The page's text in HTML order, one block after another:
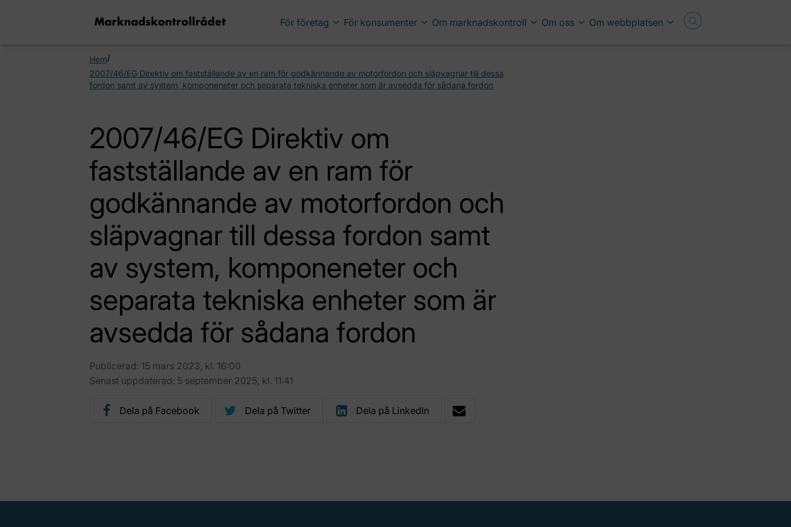
För företag För konsumenter Om marknadskontroll Om oss Om webbplatsen
Hem/
2007/46/EG Direktiv om fastställande av en ram för godkännande av motorfordon och släpvagnar till dessa
fordon samt av system, komponeneter och separata tekniska enheter som är avsedda för sådana fordon
2007/46/EG Direktiv om
fastställande av en ram för
godkännande av motorfordon och
släpvagnar till dessa fordon samt
av system, komponeneter och
separata tekniska enheter som är
avsedda för sådana fordon
Publicerad: 15 mars 2023, kl. 16:00
Senast uppdaterad: 5 september 2025, kl. 11:41
Dela på Facebook Dela på Twitter Dela på LinkedIn